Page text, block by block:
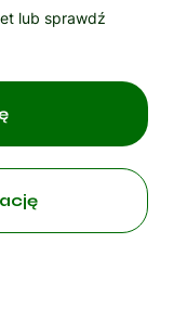
lub sprawdź